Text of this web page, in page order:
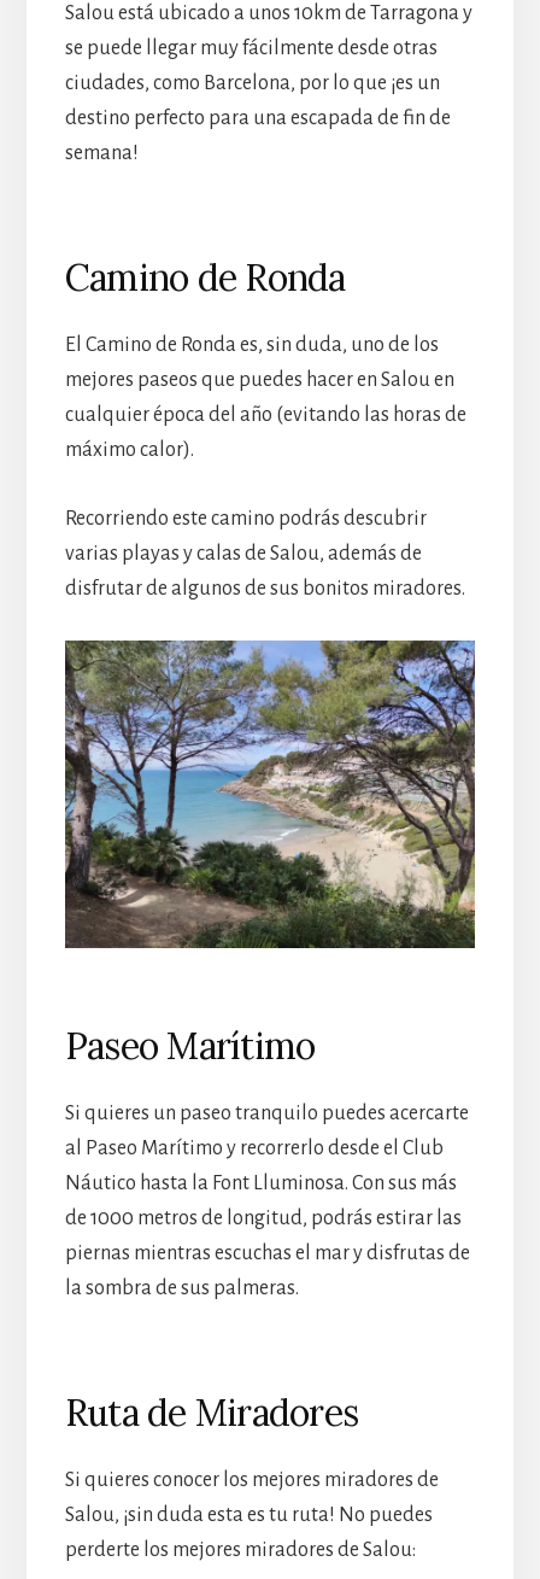
Salou está ubicado a unos 10km de Tarragona y
se puede llegar muy fácilmente desde otras
ciudades, como Barcelona, por lo que ¡es un
destino perfecto para una escapada de fin de
semana!
Camino de Ronda
El Camino de Ronda es, sin duda, uno de los
mejores paseos que puedes hacer en Salou en
cualquier época del año (evitando las horas de
máximo calor).
Recorriendo este camino podrás descubrir
varias playas y calas de Salou, además de
disfrutar de algunos de sus bonitos miradores.
Paseo Marítimo
Si quieres un paseo tranquilo puedes acercarte
al Paseo Marítimo y recorrerlo desde el Club
Náutico hasta la Font Lluminosa. Con sus más
de 1000 metros de longitud, podrás estirar las
piernas mientras escuchas el mar y disfrutas de
la sombra de sus palmeras.
Ruta de Miradores
Si quieres conocer los mejores miradores de
Salou, ¡sin duda esta es tu ruta! No puedes
perderte los mejores miradores de Salou: